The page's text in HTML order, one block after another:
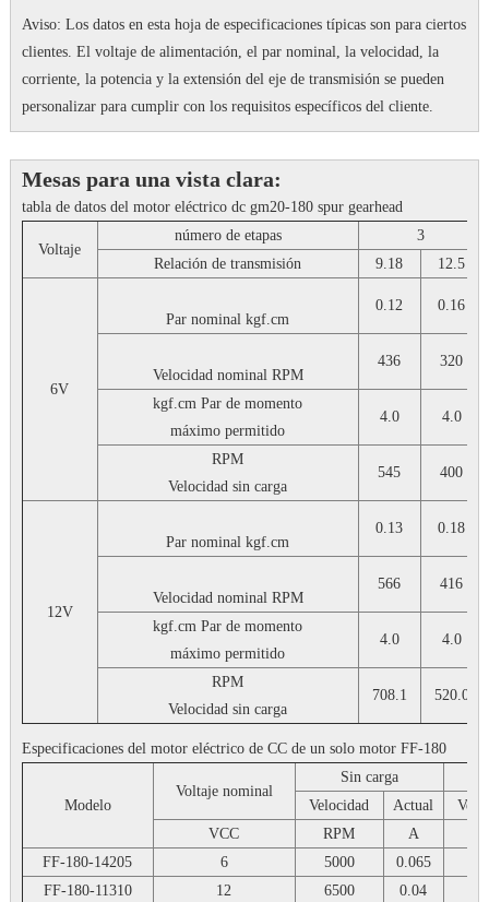
Aviso: Los datos en esta hoja de especificaciones típicas son para ciertos
clientes. El voltaje de alimentación, el par nominal, la velocidad, la
corriente, la potencia y la extensión del eje de transmisión se pueden
personalizar para cumplir con los requisitos específicos del cliente.
Mesas para una vista clara:
tabla de datos del motor eléctrico dc gm20-180 spur gearhead
Voltaje
número de etapas
3
Relación de transmisión
9.18 12.5
6V
Par nominalkgf.cm
0.12 0.16
Velocidad nominal RPM
436 320
kgf.cmPar de momento
máximo permitido
4.0 4.0
RPM
Velocidad sin carga
545 400
12V
Par nominalkgf.cm
0.13 0.18
Velocidad nominal RPM
566 416
kgf.cmPar de momento
máximo permitido
4.0 4.0
RPM
Velocidad sin carga
708.1 520.0
Especificaciones del motor eléctrico de CC de un solo motor FF-180
Modelo
Voltaje nominal
Sin carga
Velocidad
Actual
VCC
RPM A
FF-180-14205
6 5000 0.065
FF-180-11310
12 6500 0.04